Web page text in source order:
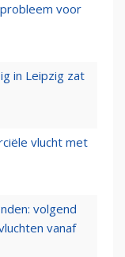
voor
in Leipzig zat
vlucht met
volgend
vanaf